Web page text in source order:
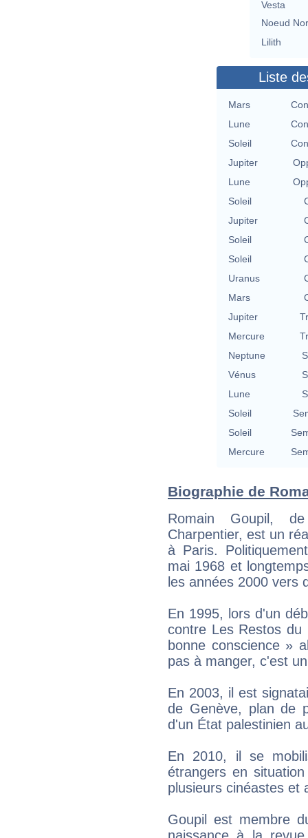
Vesta
Noeud
Lilith
Liste
Mars
Lune
Soleil
Jupiter
Lune
Soleil
Jupiter
Soleil
Soleil
Uranus
Mars
Jupiter
Mercure
Neptune
Vénus
Lune
Soleil
Soleil
Mercure
Biographie de
Romain Goupil,
Charpentier, est un
à Paris.
mai 1968 et
les années 2000 vers
En 1995, lors d'un
contre Les Restos
bonne conscience »
pas à manger, c'est
En 2003, il est
de Genève, plan de
d'un État palestinien
En 2010, il se
étrangers en
plusieurs cinéastes et
Goupil est membre